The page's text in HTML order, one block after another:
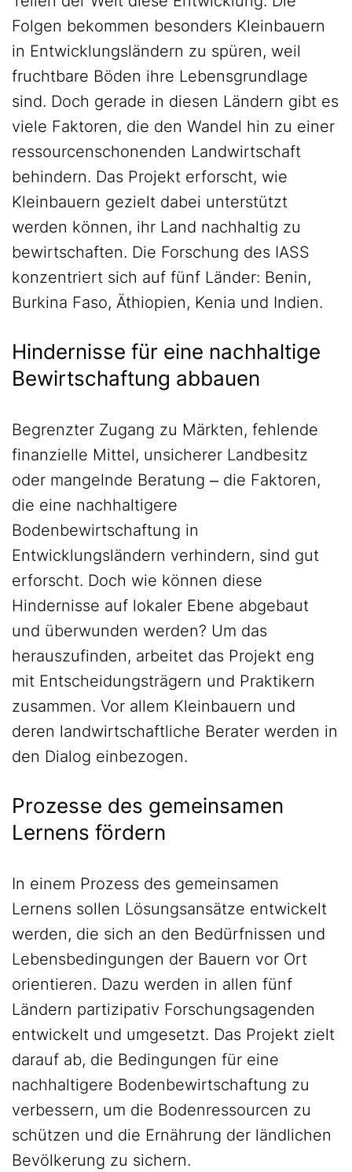
Folgen bekommen besonders Kleinbauern
in Entwicklungsländern zu spüren, weil
fruchtbare Böden ihre Lebensgrundlage
sind. Doch gerade in diesen Ländern gibt es
viele Faktoren, die den Wandel hin zu einer
ressourcenschonenden Landwirtschaft
behindern. Das Projekt erforscht, wie
Kleinbauern gezielt dabei unterstützt
werden können, ihr Land nachhaltig zu
bewirtschaften. Die Forschung des IASS
konzentriert sich auf fünf Länder: Benin,
Burkina Faso, Äthiopien, Kenia und Indien.
Hindernisse für eine nachhaltige
Bewirtschaftung abbauen
Begrenzter Zugang zu Märkten, fehlende
finanzielle Mittel, unsicherer Landbesitz
oder mangelnde Beratung ‒ die Faktoren,
die eine nachhaltigere
Bodenbewirtschaftung in
Entwicklungsländern verhindern, sind gut
erforscht. Doch wie können diese
Hindernisse auf lokaler Ebene abgebaut
und überwunden werden? Um das
herauszufinden, arbeitet das Projekt eng
mit Entscheidungsträgern und Praktikern
zusammen. Vor allem Kleinbauern und
deren landwirtschaftliche Berater werden in
den Dialog einbezogen.
Prozesse des gemeinsamen
Lernens fördern
In einem Prozess des gemeinsamen
Lernens sollen Lösungsansätze entwickelt
werden, die sich an den Bedürfnissen und
Lebensbedingungen der Bauern vor Ort
orientieren. Dazu werden in allen fünf
Ländern partizipativ Forschungsagenden
entwickelt und umgesetzt. Das Projekt zielt
darauf ab, die Bedingungen für eine
nachhaltigere Bodenbewirtschaftung zu
verbessern, um die Bodenressourcen zu
schützen und die Ernährung der ländlichen
Bevölkerung zu sichern.